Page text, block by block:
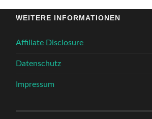
WEITERE INFORMATIONEN
Affiliate Disclosure
Datenschutz
Impressum